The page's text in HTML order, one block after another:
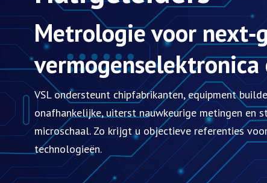
Metrologie voor
VSL ondersteunt chipfabrikanten, equipment
onafhankelijke, uiterst nauwkeurige metingen en
microschaal. Zo krijgt u objectieve referenties
technologieën.